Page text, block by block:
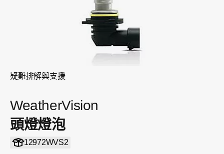
疑難排解與支援
WeatherVision
頭燈燈泡
12972WVS2